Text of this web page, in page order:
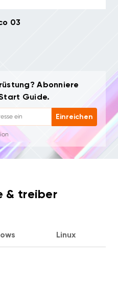
03
Abonniere
Guide.
Einreichen
Klick
Inhalte verwendet
& treiber
Linux